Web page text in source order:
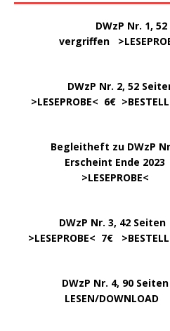
DWzP Nr. 1,
vergriffen >
DWzP Nr. 2, 52
>LESEPROBE< 6€ >
Begleitheft zu DWzP
Erscheint Ende 2023
>LESEPROBE<
DWzP Nr. 3, 42 Seiten
>LESEPROBE< 7€ >
DWzP Nr. 4, 90 Seiten
LESEN/DOWNLOAD